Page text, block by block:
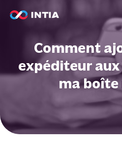
Le logiciel INFast
Profil
Tarifs
Comment
expéditeur
ma boîte